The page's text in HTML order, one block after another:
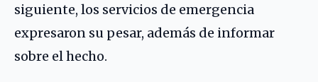
siguiente, los servicios de emergencia
expresaron su pesar, además de informar
sobre el hecho.